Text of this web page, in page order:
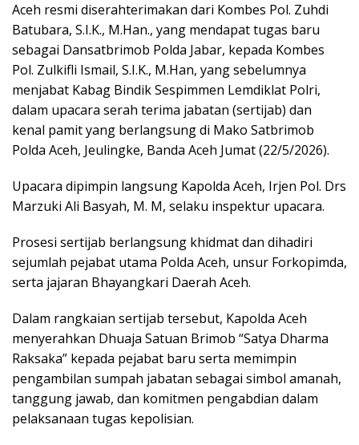
Aceh resmi diserahterimakan dari Kombes Pol. Zuhdi
Batubara, S.I.K., M.Han., yang mendapat tugas baru
sebagai Dansatbrimob Polda Jabar, kepada Kombes
Pol. Zulkifli Ismail, S.I.K., M.Han, yang sebelumnya
menjabat Kabag Bindik Sespimmen Lemdiklat Polri,
dalam upacara serah terima jabatan (sertijab) dan
kenal pamit yang berlangsung di Mako Satbrimob
Polda Aceh, Jeulingke, Banda Aceh Jumat (22/5/2026).
Upacara dipimpin langsung Kapolda Aceh, Irjen Pol. Drs
Marzuki Ali Basyah, M. M, selaku inspektur upacara.
Prosesi sertijab berlangsung khidmat dan dihadiri
sejumlah pejabat utama Polda Aceh, unsur Forkopimda,
serta jajaran Bhayangkari Daerah Aceh.
Dalam rangkaian sertijab tersebut, Kapolda Aceh
menyerahkan Dhuaja Satuan Brimob “Satya Dharma
Raksaka” kepada pejabat baru serta memimpin
pengambilan sumpah jabatan sebagai simbol amanah,
tanggung jawab, dan komitmen pengabdian dalam
pelaksanaan tugas kepolisian.